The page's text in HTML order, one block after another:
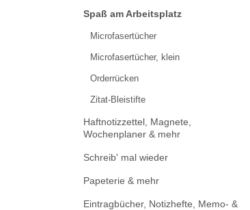
Spaß am Arbeitsplatz
Microfasertücher
Microfasertücher, klein
Orderrücken
Zitat-Bleistifte
Haftnotizzettel, Magnete,
Wochenplaner & mehr
Schreib' mal wieder
Papeterie & mehr
Eintragbücher, Notizhefte, Memo- &